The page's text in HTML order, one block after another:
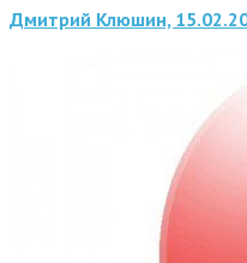
Дмитрий Клюшин,